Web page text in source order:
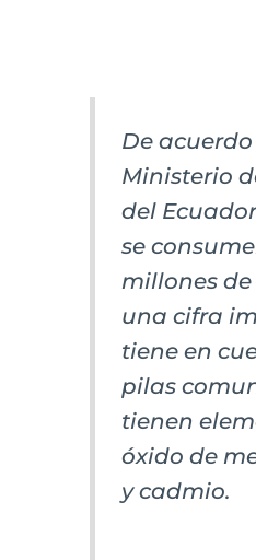
De
Ministerio
del
se
millones de
una cifra
tiene en
pilas
tienen
óxido de
y cadmio.